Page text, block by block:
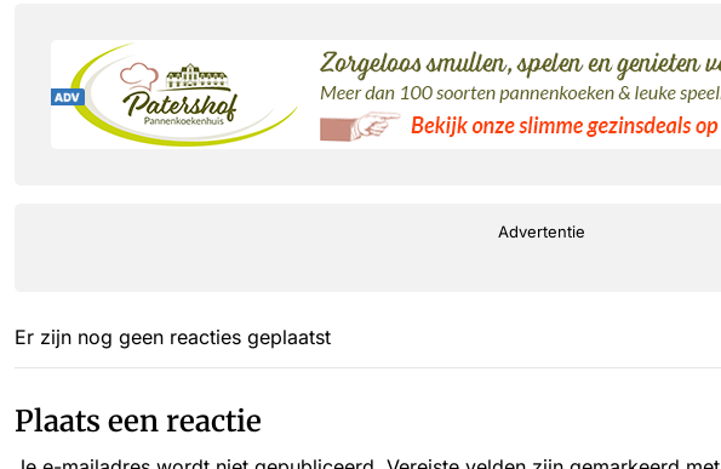
Advertentie
Er zijn nog geen reacties geplaatst
Plaats een reactie